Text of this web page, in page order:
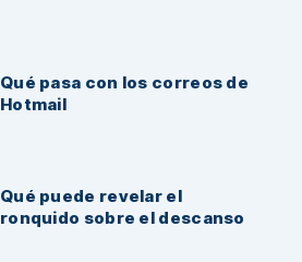
Qué pasa con los correos de
Hotmail
Qué puede revelar el
ronquido sobre el descanso